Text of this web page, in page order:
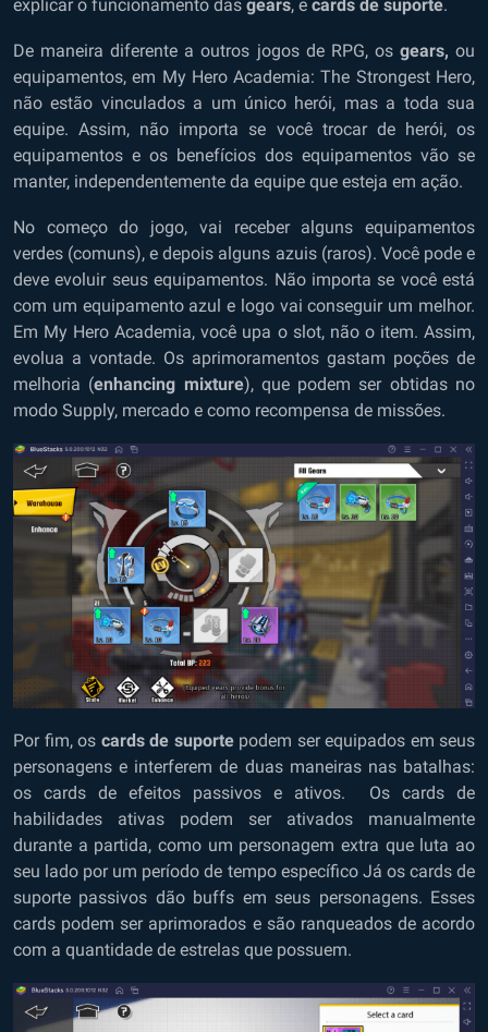
explicar o funcionamento das gears, e cards de suporte.
De maneira diferente a outros jogos de RPG, os gears,ou
equipamentos, em My Hero Academia: The Strongest Hero,
não estão vinculados a um único herói, mas a toda sua
equipe. Assim, não importa se você trocar de herói, os
equipamentos e os benefícios dos equipamentos vão se
manter, independentemente da equipe que esteja em ação.
No começo do jogo, vai receber alguns equipamentos
verdes (comuns), e depois alguns azuis (raros). Você pode e
deve evoluir seus equipamentos. Não importa se você está
com um equipamento azul e logo vai conseguir um melhor.
Em My Hero Academia, você upa o slot, não o item. Assim,
evolua a vontade. Os aprimoramentos gastam poções de
melhoria (enhancing mixture), que podem ser obtidas no
modo Supply, mercado e como recompensa de missões.
Por fim, os cards de suportepodem ser equipados em seus
personagens e interferem de duas maneiras nas batalhas:
os cards de efeitos passivos e ativos. Os cards de
habilidades ativas podem ser ativados manualmente
durante a partida, como um personagem extra que luta ao
seu lado por um período de tempo específico Já os cards de
suporte passivos dão buffs em seus personagens. Esses
cards podem ser aprimorados e são ranqueados de acordo
com a quantidade de estrelas que possuem.